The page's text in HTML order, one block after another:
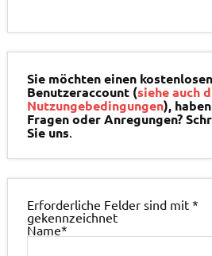
Sie möchten einen kostenlosen
Benutzeraccount (siehe auch
Nutzungebedingungen), haben
Fragen oder Anregungen?
Sie uns.
Erforderliche Felder sind mit*
gekennzeichnet
Name*